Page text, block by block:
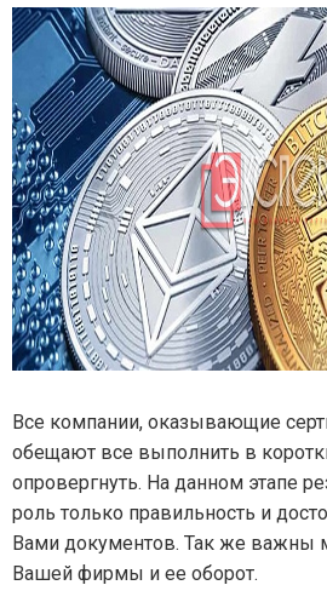
Все компании, оказывающие
обещают все выполнить в
опровергнуть. На данном этапе
роль только правильность и
Вами документов. Так же важны
Вашей фирмы и ее оборот.